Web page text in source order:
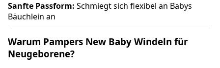
Sanfte Passform: Schmiegt sich flexibel an Babys
Bäuchlein an
Warum Pampers New Baby Windeln für
Neugeborene?